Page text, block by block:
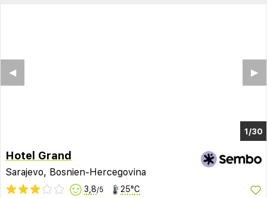
1/26
▶︎
◀︎
Hotel Grand
Sarajevo, Bosnien-Hercegovina
3,8/5 25°C